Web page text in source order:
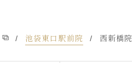
/ 池袋東口駅前院 / 西新橋院